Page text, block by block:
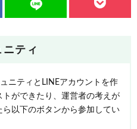
ティ
ニティとLINEアカウントを作
ができたり、運営者の考えが
以下のボタンから参加してい